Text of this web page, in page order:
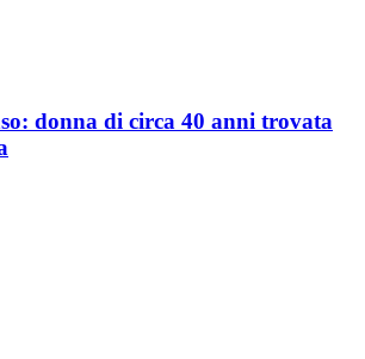
donna di circa 40 anni trovata